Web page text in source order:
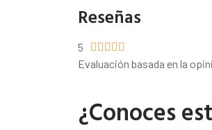
Reseñas
5     
Evaluación basada en la
¿Conoces